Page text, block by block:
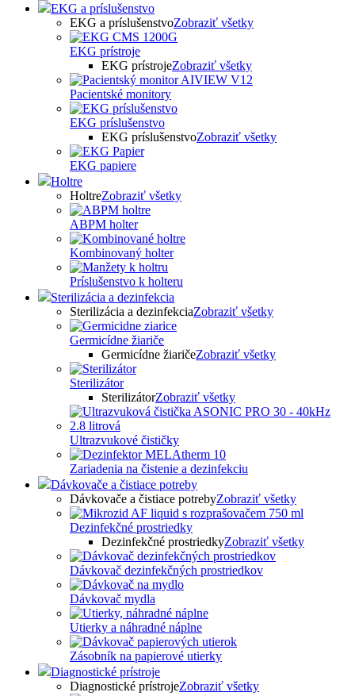
EKG a príslušenstvo
EKG a príslušenstvoZobraziť všetky
EKG prístroje
EKG prístrojeZobraziť všetky
Pacientské monitory
EKG príslušenstvo
EKG príslušenstvoZobraziť všetky
EKG papiere
Holtre
HoltreZobraziť všetky
ABPM holter
Kombinovaný holter
Príslušenstvo k holteru
Sterilizácia a dezinfekcia
Sterilizácia a dezinfekciaZobraziť všetky
Germicídne žiariče
Germicídne žiaričeZobraziť všetky
Sterilizátor
SterilizátorZobraziť všetky
Ultrazvukové čističky
Zariadenia na čistenie a dezinfekciu
Dávkovače a čistiace potreby
Dávkovače a čistiace potrebyZobraziť všetky
Dezinfekčné prostriedky
Dezinfekčné prostriedkyZobraziť všetky
Dávkovač dezinfekčných prostriedkov
Dávkovač mydla
Utierky a náhradné náplne
Zásobník na papierové utierky
Diagnostické prístroje
Diagnostické prístrojeZobraziť všetky